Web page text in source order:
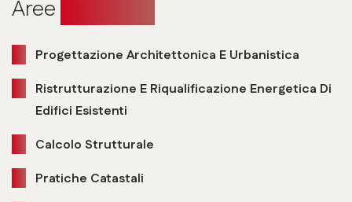
Aree
Progettazione Architettonica E Urbanistica
Ristrutturazione E Riqualificazione Energetica Di
Edifici Esistenti
Calcolo Strutturale
Pratiche Catastali